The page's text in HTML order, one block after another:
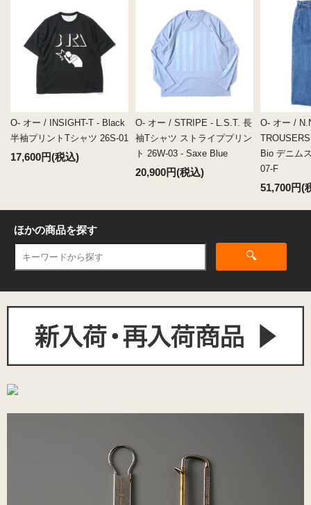
O- オー / INSIGHT-T - Black
半袖プリントTシャツ 26S-01
17,600円(税込)
O- オー / STRIPE - L.S.T. 長
袖Tシャツ ストライププリン
ト 26W-03 - Saxe Blue
20,900円(税込)
O- オー /
Bio デニム
07-F
51,700円(
ほかの商品を探す
🔍